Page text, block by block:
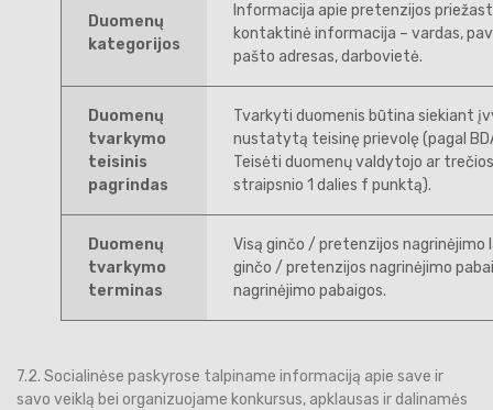
Duomenų
kategorijos
Informacija apie pretenzijos
kontaktinė informacija – vardas,
pašto adresas, darbovietė.
Duomenų
tvarkymo
teisinis
pagrindas
Tvarkyti duomenis būtina siekiant
nustatytą teisinę prievolę (pagal
Teisėti duomenų valdytojo ar
straipsnio 1 dalies f punktą).
Duomenų
tvarkymo
terminas
Visą ginčo / pretenzijos
ginčo / pretenzijos nagrinėjimo
nagrinėjimo pabaigos.
7.2. Socialinėse paskyrose talpiname informaciją apie save ir
savo veiklą bei organizuojame konkursus, apklausas ir dalinamės